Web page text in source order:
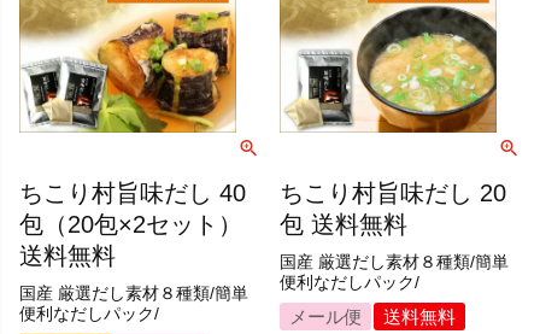
国産 厳選だし素材８種類/簡単
便利なだしパック/
ちこり村旨味だし 40
包（20包×2セット）
送料無料
国産 厳選だし素材８種類/簡単
便利なだしパック/
ちこり村旨味だし 20
包 送料無料
メール便 送料無料